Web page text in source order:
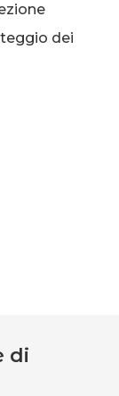
dei
di